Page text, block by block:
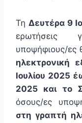
Τη Δευτέρα 9
ερωτήσεις
υποψήφιους/ες
ηλεκτρονική
Ιουλίου 2025
2025 και το
όσους/ες
στη γραπτή